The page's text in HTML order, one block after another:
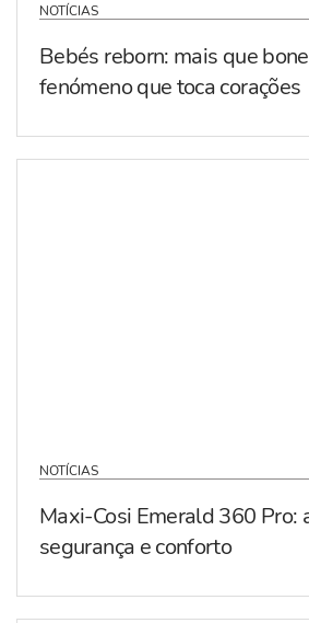
NOTÍCIAS
Bebés reborn: mais que
fenómeno que toca corações
NOTÍCIAS
Maxi-Cosi Emerald 360 Pro:
segurança e conforto